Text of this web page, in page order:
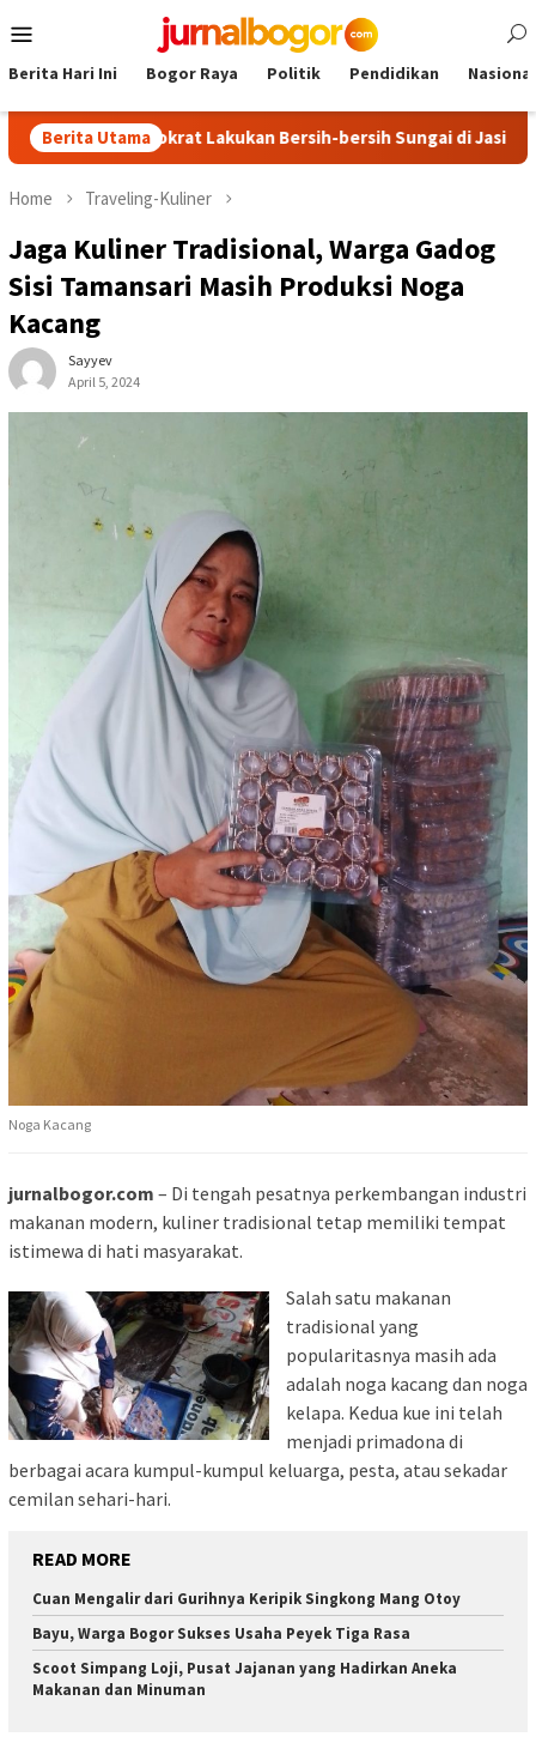
to
Menu
Berita Hari Ini Bogor Raya Politik Pendidikan Nasional
Berita Utama
Demokrat Lakukan Bersih-bersih Sungai di Jasinga
Home Traveling-Kuliner
Jaga Kuliner Tradisional, Warga Gadog
Sisi Tamansari Masih Produksi Noga
Kacang
Sayyev
April 5, 2024
Noga Kacang
jurnalbogor.com – Di tengah pesatnya perkembangan industri
makanan modern, kuliner tradisional tetap memiliki tempat
istimewa di hati masyarakat.
Salah satu makanan
tradisional yang
popularitasnya masih ada
adalah noga kacang dan noga
kelapa. Kedua kue ini telah
menjadi primadona di
berbagai acara kumpul-kumpul keluarga, pesta, atau sekadar
cemilan sehari-hari.
READ MORE
Cuan Mengalir dari Gurihnya Keripik Singkong Mang Otoy
Bayu, Warga Bogor Sukses Usaha Peyek Tiga Rasa
Scoot Simpang Loji, Pusat Jajanan yang Hadirkan Aneka
Makanan dan Minuman